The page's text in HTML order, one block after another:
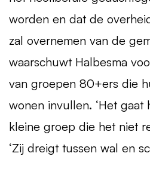
worden en dat de
zal overnemen van de
waarschuwt Halbesma
van groepen 80+ers die
wonen invullen. ‘Het gaat
kleine groep die het niet
‘Zij dreigt tussen wal en